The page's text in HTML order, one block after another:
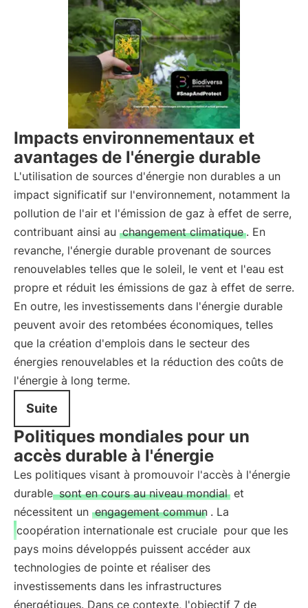
Impacts environnementaux et
avantages de l'énergie durable
L'utilisation de sources d'énergie non durables a un
impact significatif sur l'environnement, notamment la
pollution de l'air et l'émission de gaz à effet de serre,
contribuant ainsi au changement climatique . En
revanche, l'énergie durable provenant de sources
renouvelables telles que le soleil, le vent et l'eau est
propre et réduit les émissions de gaz à effet de serre.
En outre, les investissements dans l'énergie durable
peuvent avoir des retombées économiques, telles
que la création d'emplois dans le secteur des
énergies renouvelables et la réduction des coûts de
l'énergie à long terme.
Suite
Politiques mondiales pour un
accès durable à l'énergie
Les politiques visant à promouvoir l'accès à l'énergie
durable sont en cours au niveau mondial et
nécessitent un engagement commun . La
coopération internationale est cruciale pour que les
pays moins développés puissent accéder aux
technologies de pointe et réaliser des
investissements dans les infrastructures
énergétiques. Dans ce contexte, l'objectif 7 de